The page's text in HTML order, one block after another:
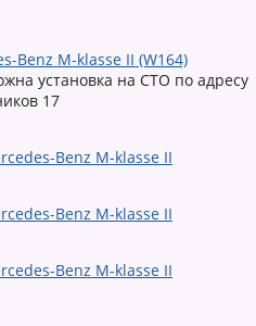
Benz M-klasse II (W164)
установка на СТО по адресу
17